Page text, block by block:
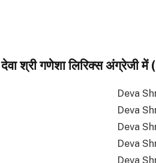
देवा श्री गणेशा लिरिक्स
Deva
Deva
Deva
Deva
Deva